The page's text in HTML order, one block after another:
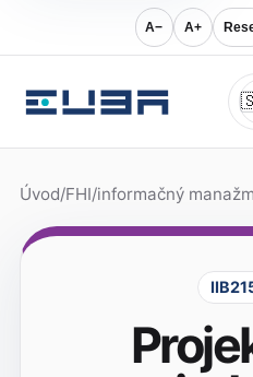
A− A+
Úvod/FHI/informačný